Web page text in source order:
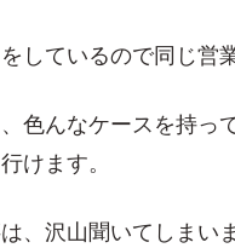
しているので同じ営
色んなケースを持っ
けます。
、沢山聞いてしまい